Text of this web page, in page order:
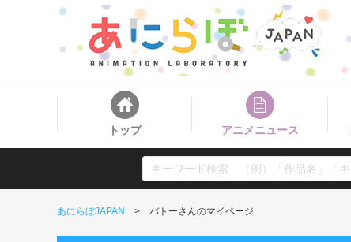
トップ アニメニュース
あにらぼJAPAN バトーさんのマイページ